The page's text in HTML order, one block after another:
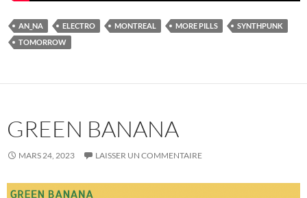
AN_NA ELECTRO MONTREAL MORE PILLS
SYNTHPUNK
TOMORROW
GREEN BANANA
MARS 24, 2023 LAISSER UN COMMENTAIRE